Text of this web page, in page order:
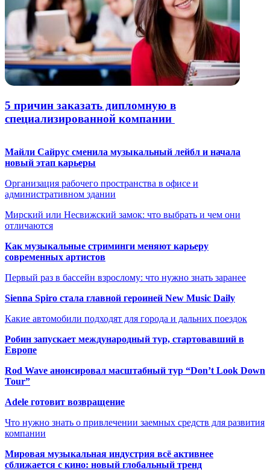
5 причин заказать дипломную в
специализированной компании
Майли Сайрус сменила музыкальный лейбл и начала
новый этап карьеры
Организация рабочего пространства в офисе и
административном здании
Мирский или Несвижский замок: что выбрать и чем они
отличаются
Как музыкальные стриминги меняют карьеру
современных артистов
Первый раз в бассейн взрослому: что нужно знать заранее
Sienna Spiro стала главной героиней New Music Daily
Какие автомобили подходят для города и дальних поездок
Робин запускает международный тур, стартовавший в
Европе
Rod Wave анонсировал масштабный тур “Don’t Look Down
Tour”
Adele готовит возвращение
Что нужно знать о привлечении заемных средств для развития
компании
Мировая музыкальная индустрия всё активнее
сближается с кино: новый глобальный тренд